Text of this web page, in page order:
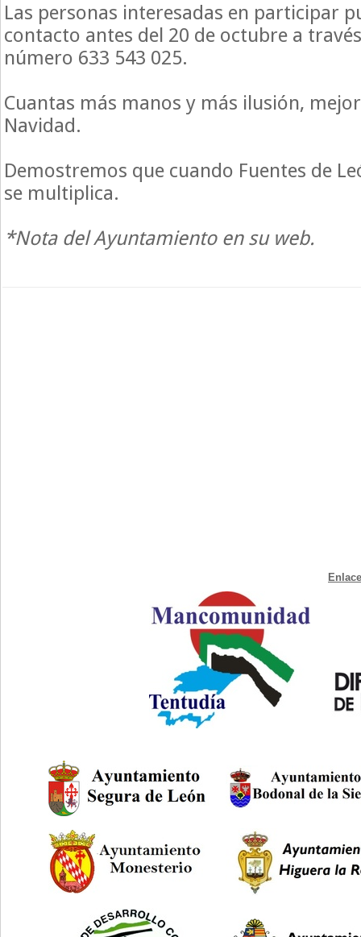
Las personas interesadas en participar
contacto antes del 20 de octubre a
número 633 543 025.
Cuantas más manos y más ilusión,
Navidad.
Demostremos que cuando Fuentes de
se multiplica.
*Nota del Ayuntamiento en su web.